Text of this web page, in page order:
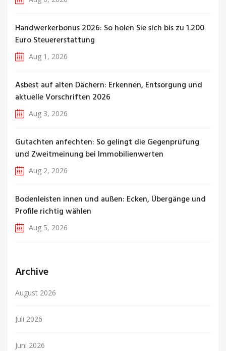
Handwerkerbonus 2026: So holen Sie sich bis zu 1.200
Euro Steuererstattung
Aug 1, 2026
Asbest auf alten Dächern: Erkennen, Entsorgung und
aktuelle Vorschriften 2026
Aug 3, 2026
Gutachten anfechten: So gelingt die Gegenprüfung
und Zweitmeinung bei Immobilienwerten
Aug 2, 2026
Bodenleisten innen und außen: Ecken, Übergänge und
Profile richtig wählen
Aug 5, 2026
Archive
August 2026
Juli 2026
Juni 2026